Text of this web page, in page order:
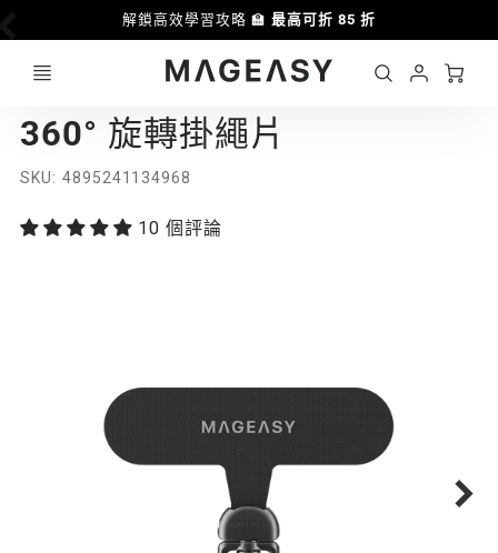
解鎖高效學習攻略 🏫 最高可折 85 折
MAGEASY
360° 旋轉掛繩片
SKU 4895241134968
10 個評論
優惠